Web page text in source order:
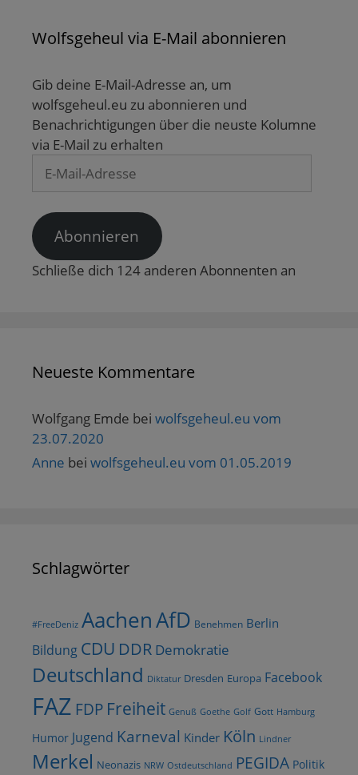
Wolfsgeheul via E-Mail abonnieren
Gib deine E-Mail-Adresse an, um
wolfsgeheul.eu zu abonnieren und
Benachrichtigungen über die neuste Kolumne
via E-Mail zu erhalten
Mail-
Abonnieren
Schließe dich 124 anderen Abonnenten an
Neueste Kommentare
Wolfgang Emde bei wolfsgeheul.eu vom
23.07.2020
Anne bei wolfsgeheul.eu vom 01.05.2019
Schlagwörter
#FreeDeniz AachenAfD Benehmen Berlin
Bildung CDU DDR Demokratie
Deutschland Diktatur Dresden Europa Facebook
FAZ FDP Freiheit Genuß Goethe Golf Gott Hamburg
Humor Jugend Karneval Kinder Köln Lindner
Merkel Neonazis NRW Ostdeutschland PEGIDA Politik